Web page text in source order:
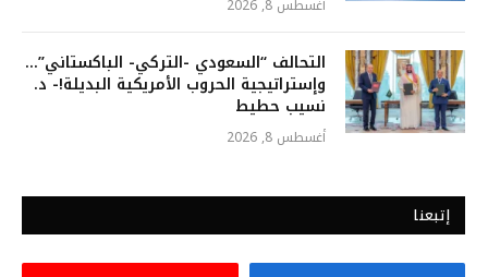
أغسطس 8, 2026
التحالف “السعودي -التركي- الباكستاني”…
وإستراتيجية الحروب الأمريكية البديلة!- د.
نسيب حطيط
أغسطس 8, 2026
إتبعنا